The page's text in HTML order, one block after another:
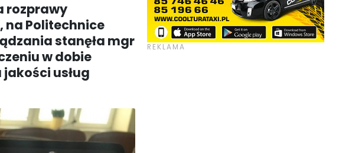
rozprawy
na Politechnice
stanęła mgr
w dobie
usług